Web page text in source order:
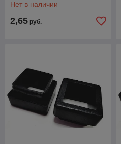
Нет в наличии
2,65 руб.